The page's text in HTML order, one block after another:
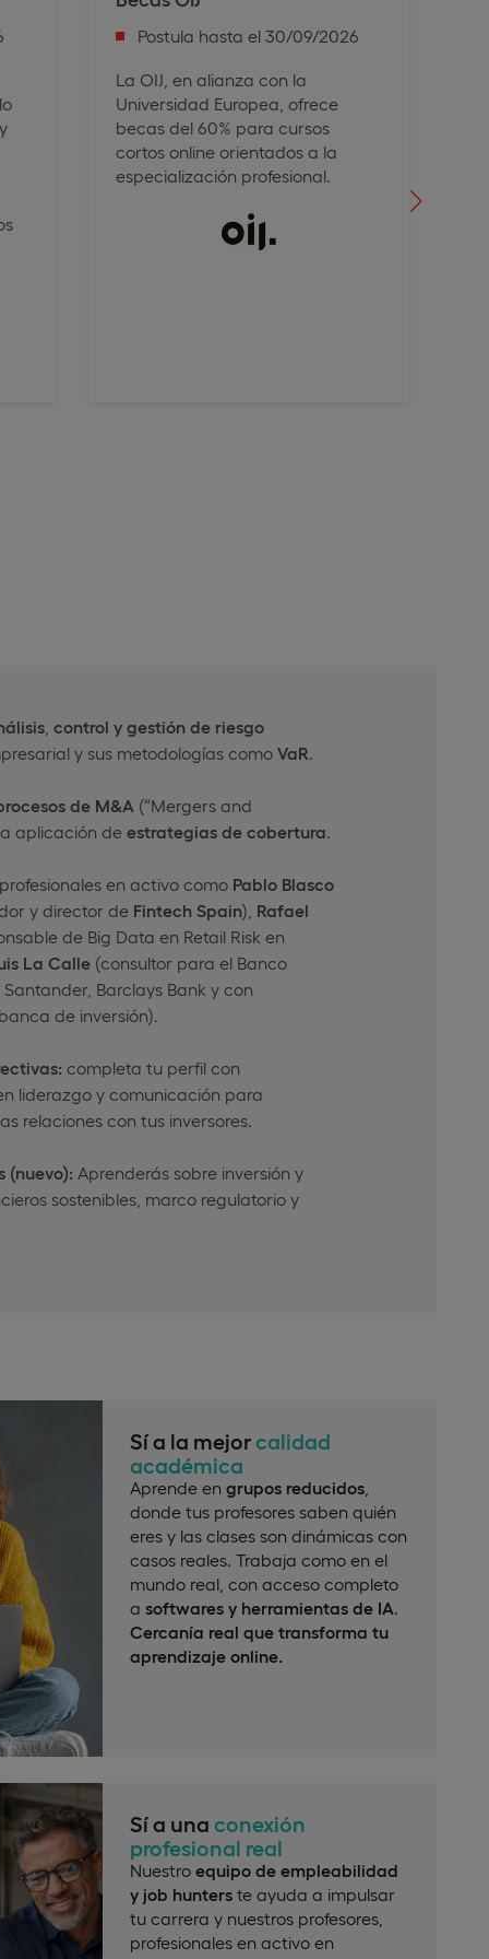
Postula hasta el 30/09/2026
La OIJ, en alianza con la
Universidad Europea, ofrece
becas del 60% para cursos
cortos online orientados a la
especialización profesional.
control y gestión de riesgo
y sus metodologías como VaR.
de M&A (“Mergers and
aplicación de estrategias de cobertura.
en activo como Pablo Blasco
y director de Fintech Spain), Rafael
de Big Data en Retail Risk en
La Calle (consultor para el Banco
Barclays Bank y con
de inversión).
completa tu perfil con
liderazgo y comunicación para
relaciones con tus inversores.
(nuevo): Aprenderás sobre inversión y
sostenibles, marco regulatorio y
Sí a la mejorcalidad
académica
Aprende en grupos reducidos
donde tus profesores saben quién
eres y las clases son dinámicas con
casos reales. Trabaja como en el
mundo real, con acceso completo
a softwares y herramientas de IA.
Cercanía real que transforma tu
aprendizaje online.
Sí a una conexión
profesional real
Nuestro equipo de empleabilidad
y job hunters te ayuda a impulsar
tu carrera y nuestros profesores,
profesionales en activo en